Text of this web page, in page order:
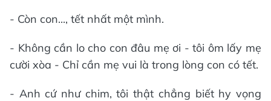
- Còn con..., tết nhất một mình.
- Không cần lo cho con đâu mẹ ơi - tôi ôm lấy mẹ
cười xòa - Chỉ cần mẹ vui là trong lòng con có tết.
- Anh cứ như chim, tôi thật chẳng biết hy vọng